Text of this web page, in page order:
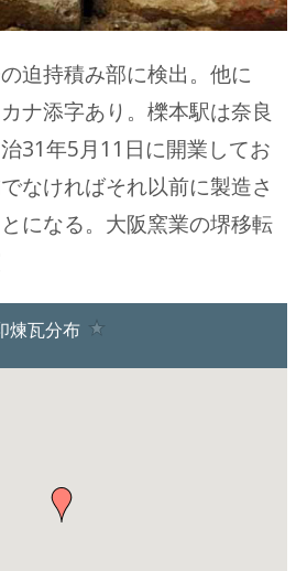
迫持積み部に検出。他に
ナ添字あり。櫟本駅は奈良
31年5月11日に開業してお
なければそれ以前に製造さ
になる。大阪窯業の堺移転